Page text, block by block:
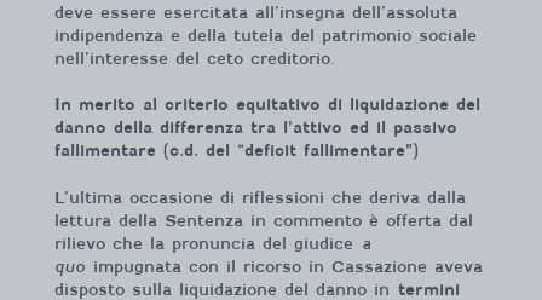
deve essere esercitata all’insegna dell’assoluta
indipendenza e della tutela del patrimonio sociale
nell’interesse del ceto creditorio.
In merito al criterio equitativo di liquidazione del
danno della differenza tra l’attivo ed il passivo
fallimentare (c.d. del “deficit fallimentare”)
L’ultima occasione di riflessioni che deriva dalla
lettura della Sentenza in commento è offerta dal
rilievo che la pronuncia del giudice a
quo impugnata con il ricorso in Cassazione aveva
disposto sulla liquidazione del danno in termini